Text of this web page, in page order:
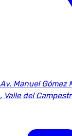
Av. Manuel Gómez
, Valle del